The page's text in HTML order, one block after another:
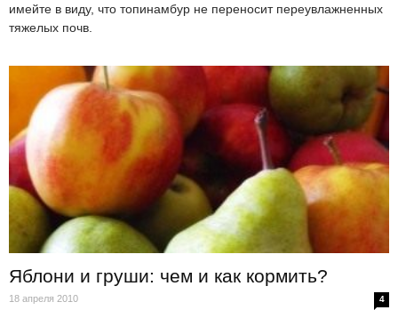
имейте в виду, что топинамбур не переносит переувлажненных
тяжелых почв.
Яблони и груши: чем и как кормить?
18 апреля 2010 4